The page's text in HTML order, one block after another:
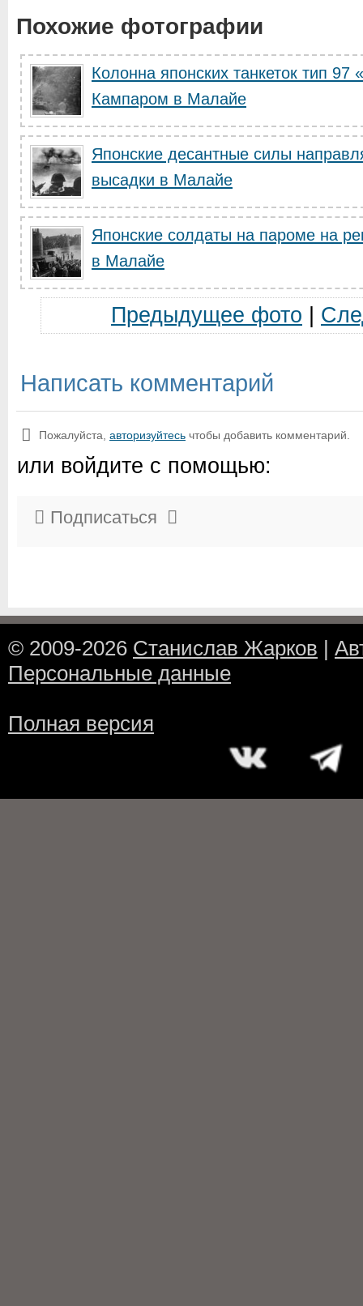
Похожие фотографии
Колонна японских танкеток тип 97
Кампаром в Малайе
Японские десантные силы
высадки в Малайе
Японские солдаты на пароме на
в Малайе
Предыдущее фото
Написать комментарий
Пожалуйста, авторизуйтесь чтобы добавить комментарий.
или войдите с помощью:
Подписаться
© 2009-2026 Станислав Жарков |
Персональные данные
Полная версия